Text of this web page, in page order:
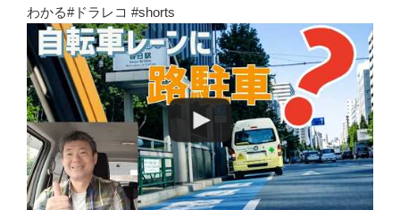
わかる#ドラレコ #shorts